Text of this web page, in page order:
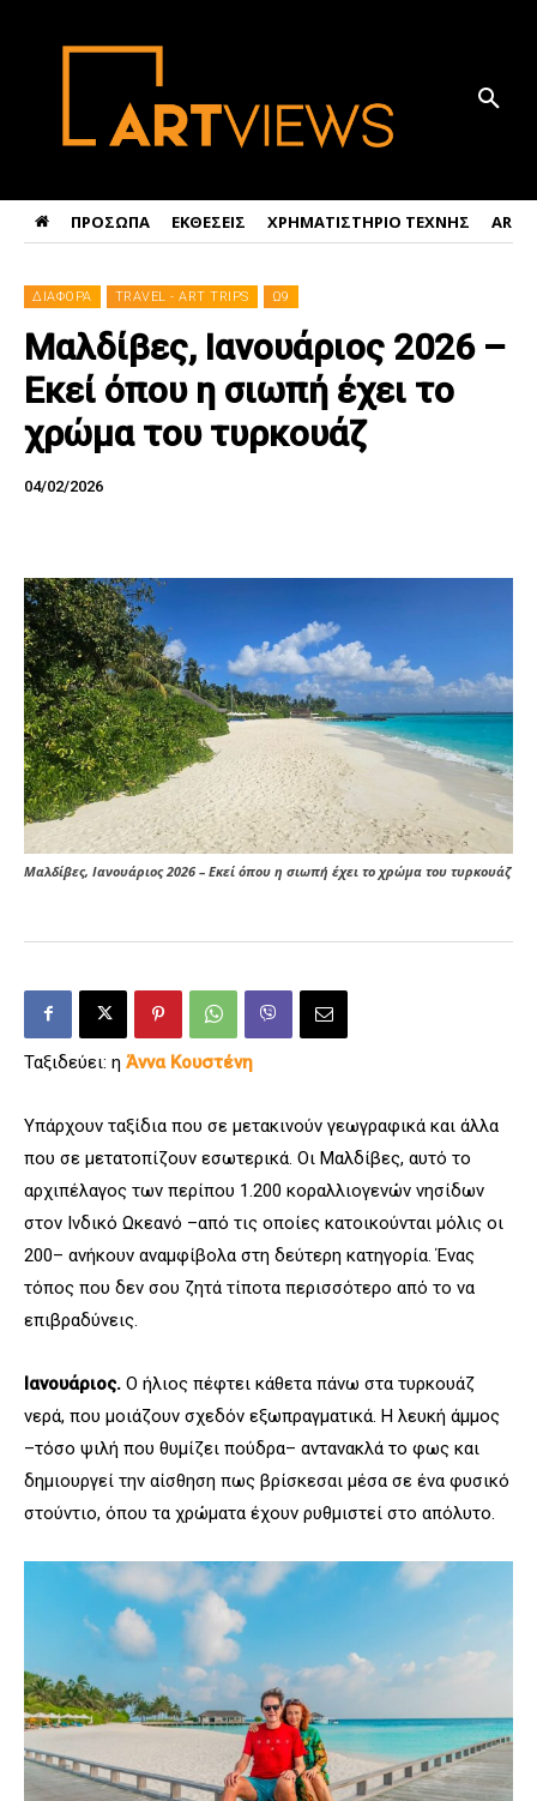
ΠΡΟΣΩΠΑ ΕΚΘΕΣΕΙΣ ΧΡΗΜΑΤΙΣΤΗΡΙΟ ΤΕΧΝΗΣ ART
ΔΙΑΦΟΡΑ TRAVEL - ART TRIPS Ω9
Μαλδίβες, Ιανουάριος 2026 –
Εκεί όπου η σιωπή έχει το
χρώμα του τυρκουάζ
04/02/2026
Μαλδίβες, Ιανουάριος 2026 – Εκεί όπου η σιωπή έχει το χρώμα του τυρκουάζ
Ταξιδεύει: η Άννα Κουστένη
Υπάρχουν ταξίδια που σε μετακινούν γεωγραφικά και άλλα
που σε μετατοπίζουν εσωτερικά. Οι Μαλδίβες, αυτό το
αρχιπέλαγος των περίπου 1.200 κοραλλιογενών νησίδων
στον Ινδικό Ωκεανό –από τις οποίες κατοικούνται μόλις οι
200– ανήκουν αναμφίβολα στη δεύτερη κατηγορία. Ένας
τόπος που δεν σου ζητά τίποτα περισσότερο από το να
επιβραδύνεις.
Ιανουάριος. Ο ήλιος πέφτει κάθετα πάνω στα τυρκουάζ
νερά, που μοιάζουν σχεδόν εξωπραγματικά. Η λευκή άμμος
–τόσο ψιλή που θυμίζει πούδρα– αντανακλά το φως και
δημιουργεί την αίσθηση πως βρίσκεσαι μέσα σε ένα φυσικό
στούντιο, όπου τα χρώματα έχουν ρυθμιστεί στο απόλυτο.